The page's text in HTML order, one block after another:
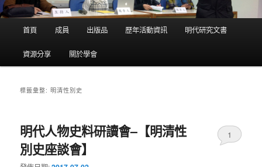
首頁 成員 出版品 歷年活動資訊 明代研究文書
資源分享 關於學會
標籤彙整:明清性別史
明代人物史料研讀會–【明清性
別史座談會】
1